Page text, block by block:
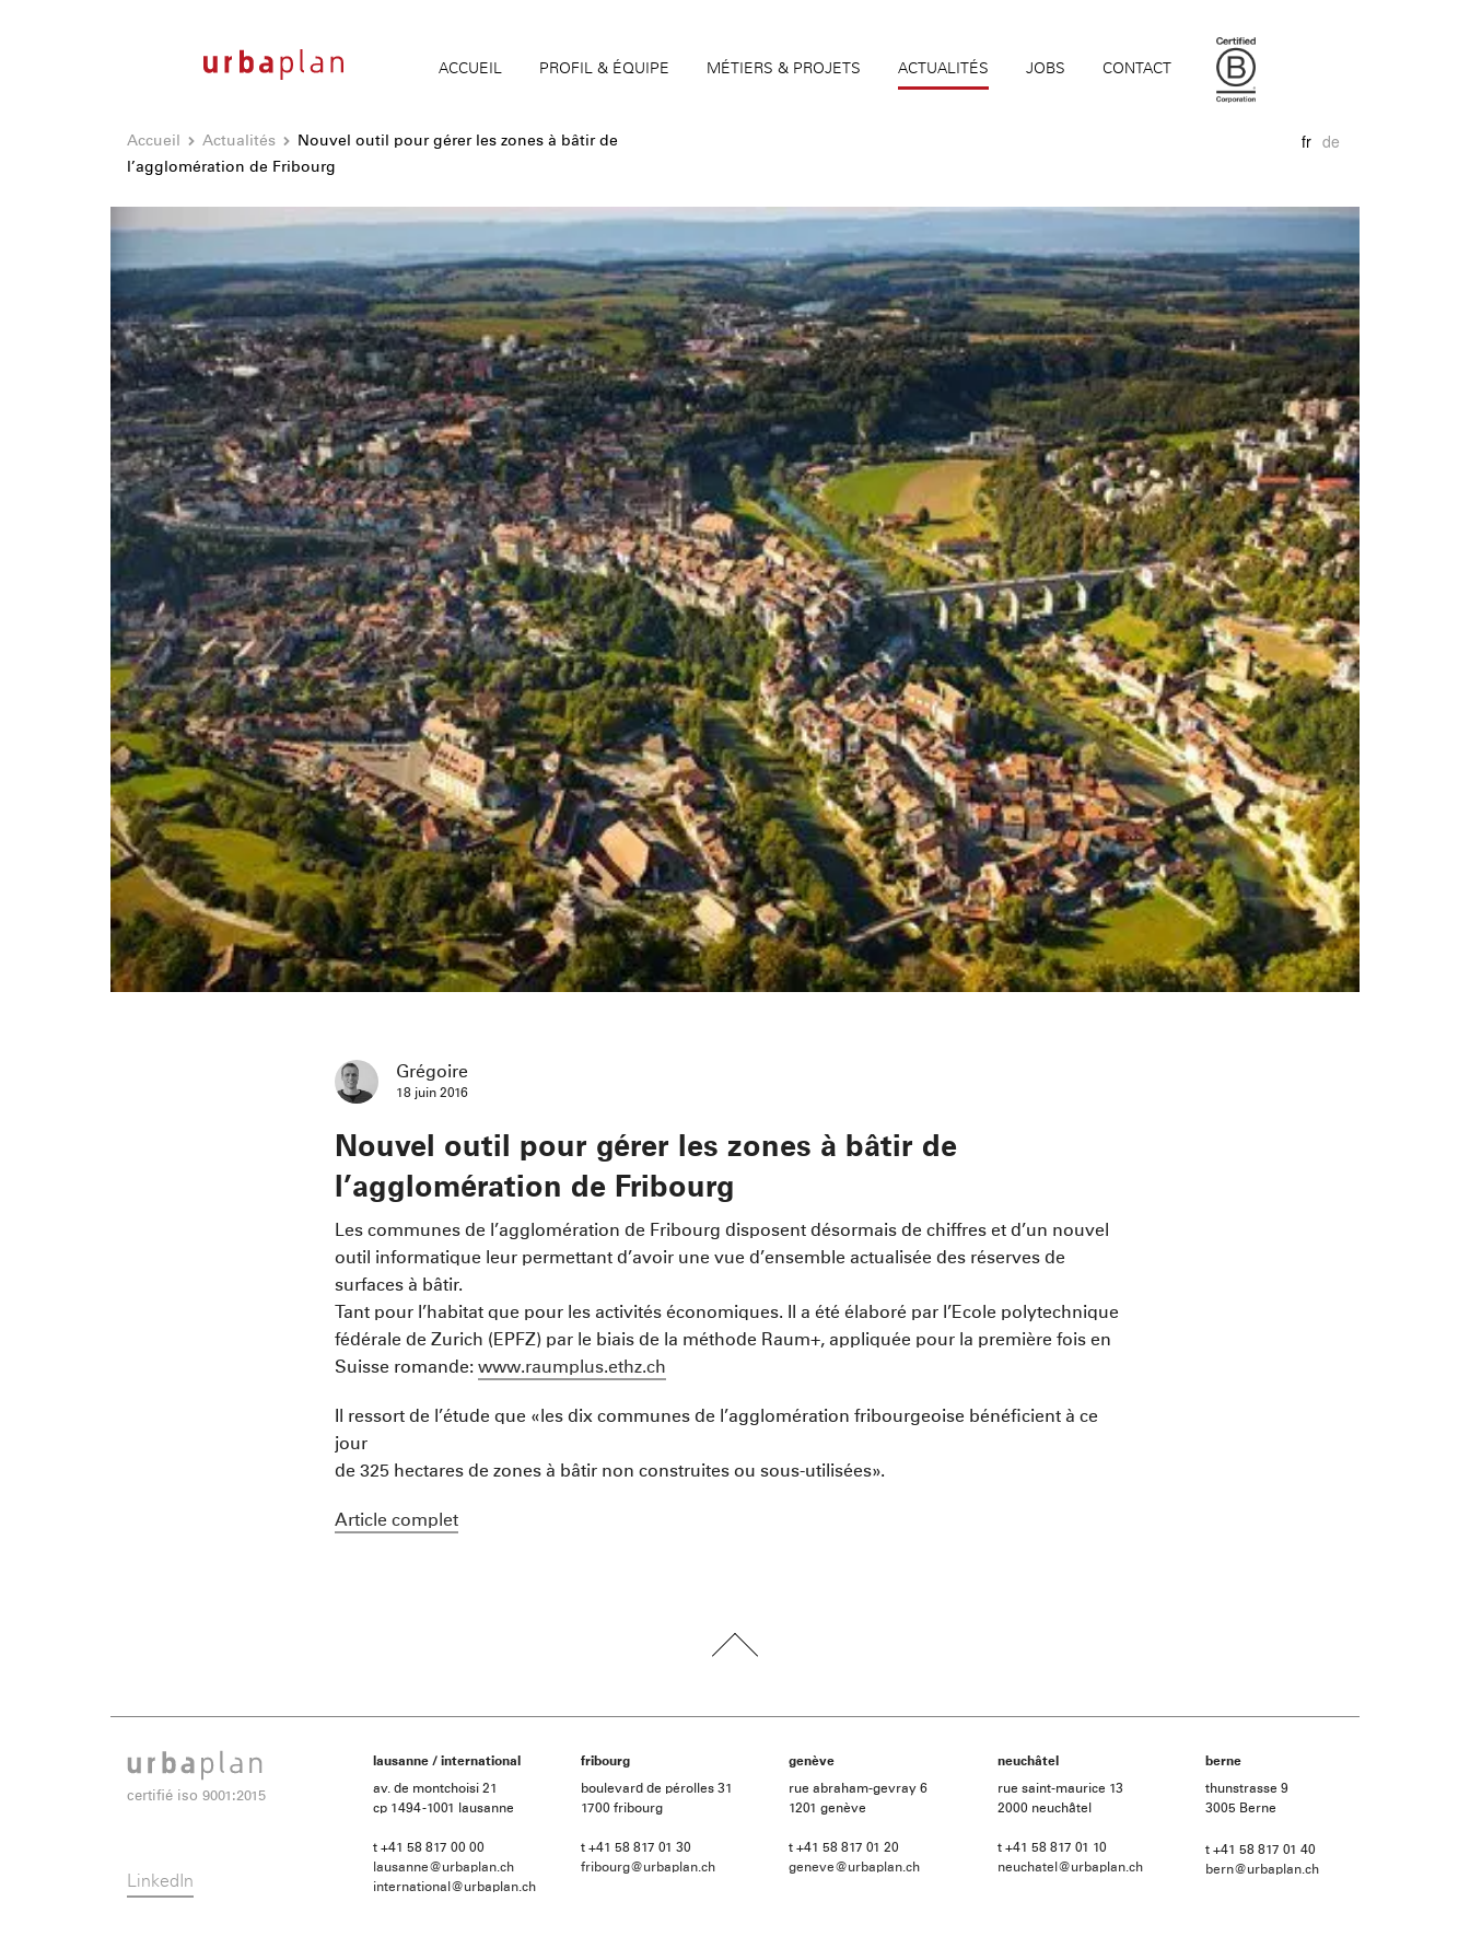
ACCUEIL PROFIL & ÉQUIPE MÉTIERS & PROJETS ACTUALITÉS JOBS CONTACT
Accueil Actualités
Nouvel outil pour gérer les zones à bâtir de
l’agglomération de Fribourg
fr de
Grégoire
18 juin 2016
Nouvel outil pour gérer les zones à bâtir de
l’agglomération de Fribourg
Les communes de l’agglomération de Fribourg disposent désormais de chiffres et d’un nouvel
outil informatique leur permettant d’avoir une vue d’ensemble actualisée des réserves de
surfaces à bâtir.
Tant pour l’habitat que pour les activités économiques. Il a été élaboré par l’Ecole polytechnique
fédérale de Zurich (EPFZ) par le biais de la méthode Raum+, appliquée pour la première fois en
Suisse romande:www.raumplus.ethz.ch
Il ressort de l’étude que «les dix communes de l’agglomération fribourgeoise bénéficient à ce
jour
de 325 hectares de zones à bâtir non construites ou sous-utilisées».
Article complet
certifié iso 9001:2015
LinkedIn
lausanne / international
av. de montchoisi 21
cp 1494 -1001 lausanne
t +41 58 817 00 00
lausanne@urbaplan.ch
international@urbaplan.ch
fribourg
boulevard de pérolles 31
1700 fribourg
t +41 58 817 01 30
fribourg@urbaplan.ch
genève
rue abraham-gevray 6
1201 genève
t +41 58 817 01 20
geneve@urbaplan.ch
neuchâtel
rue saint-maurice 13
2000 neuchâtel
t +41 58 817 01 10
neuchatel@urbaplan.ch
berne
thunstrasse 9
3005 Berne
t +41 58 817 01 40
bern@urbaplan.ch